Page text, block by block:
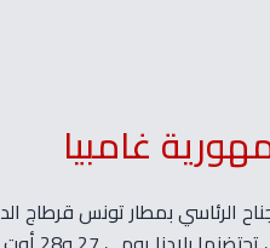
معالي رئيسة الحكومة، السيدة نجلاء بودن رمضان، يوم